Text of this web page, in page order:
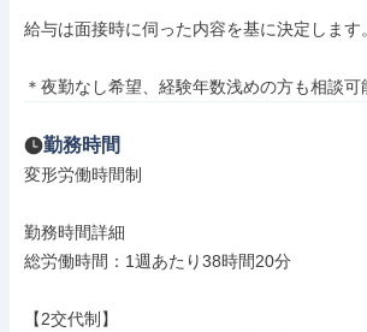
給与は面接時に伺った内容を基に決定します。
＊夜勤なし希望、経験年数浅めの方も相談可
勤務時間
変形労働時間制
勤務時間詳細
総労働時間：1週あたり38時間20分
【2交代制】